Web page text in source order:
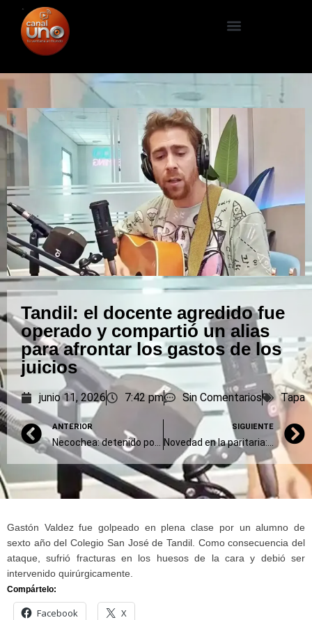
Tandil: el docente agredido fue
operado y compartió un alias
para afrontar los gastos de los
juicios
junio 11, 2026 7:42 pm Sin Comentarios Tapa
ANTERIOR SIGUIENTE
Gastón Valdez fue golpeado en plena clase por un alumno de
sexto año del Colegio San José de Tandil. Como consecuencia del
ataque, sufrió fracturas en los huesos de la cara y debió ser
intervenido quirúrgicamente.
Compártelo:
Facebook X